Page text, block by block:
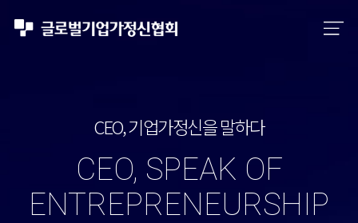
CEO, 기업가정신을 말하다
CEO, SPEAK OF
ENTREPRENEURSHIP